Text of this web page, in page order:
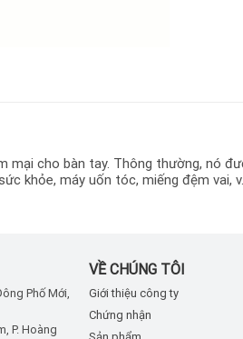
mại cho bàn tay. Thông thường, nó
khỏe, máy uốn tóc, miếng đệm vai,
Phố Mới,
P. Hoàng
VỀ CHÚNG TÔI
Giới thiệu công ty
Chứng nhận